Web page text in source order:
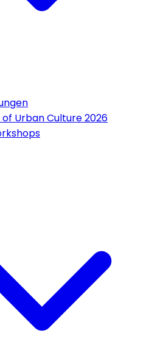
Urban Culture 2026